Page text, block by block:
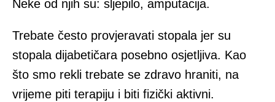
Neke od njih su: sljepilo, amputacija.
Trebate često provjeravati stopala jer su
stopala dijabetičara posebno osjetljiva. Kao
što smo rekli trebate se zdravo hraniti, na
vrijeme piti terapiju i biti fizički aktivni.